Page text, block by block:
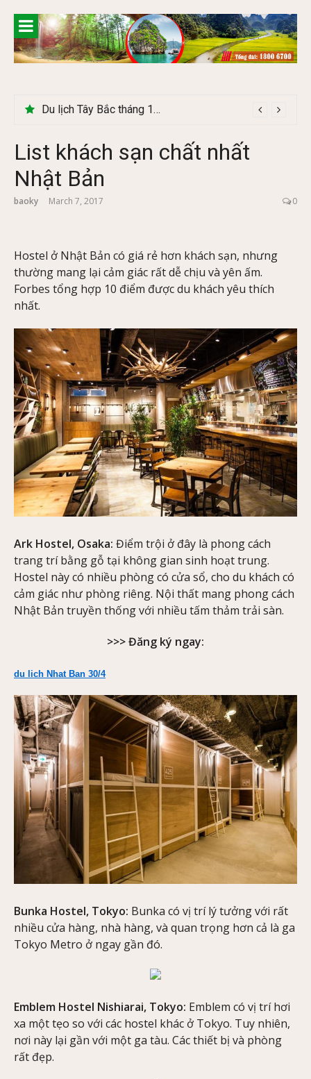
content
Du lịch Tây Bắc tháng 11 – Mùa hoa cải nhuộm vàng rực rỡ
List khách sạn chất nhất
Nhật Bản
baoky March 7, 2017 0
Hostel ở Nhật Bản có giá rẻ hơn khách sạn, nhưng
thường mang lại cảm giác rất dễ chịu và yên ấm.
Forbes tổng hợp 10 điểm được du khách yêu thích
nhất.
Ark Hostel, Osaka: Điểm trội ở đây là phong cách
trang trí bằng gỗ tại không gian sinh hoạt trung.
Hostel này có nhiều phòng có cửa sổ, cho du khách có
cảm giác như phòng riêng. Nội thất mang phong cách
Nhật Bản truyền thống với nhiều tấm thảm trải sàn.
>>> Đăng ký ngay:
du lich Nhat Ban 30/4
Bunka Hostel, Tokyo: Bunka có vị trí lý tưởng với rất
nhiều cửa hàng, nhà hàng, và quan trọng hơn cả là ga
Tokyo Metro ở ngay gần đó.
Emblem Hostel Nishiarai, Tokyo: Emblem có vị trí hơi
xa một tẹo so với các hostel khác ở Tokyo. Tuy nhiên,
nơi này lại gần với một ga tàu. Các thiết bị và phòng
rất đẹp.